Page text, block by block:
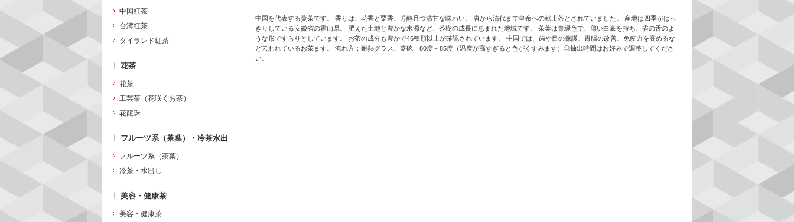
中国を代表する黄茶です。 香りは、花香と栗香、芳醇且つ清甘な味わい。 唐から清代まで皇帝への献上茶とされていました。 産地は四季がはっ
きりしている安徽省の霍山県。 肥えた土地と豊かな水源など、茶樹の成長に恵まれた地域です。 茶葉は青緑色で、薄い白豪を持ち、雀の舌のよ
うな形ですらりとしています。 お茶の成分も豊かで46種類以上が確認されています。 中国では、歯や目の保護、胃腸の改善、免疫力を高めるな
ど云われているお茶ます。 淹れ方：耐熱グラス、蓋碗 80度～85度（温度が高すぎると色がくすみます）◎抽出時間はお好みで調整してくださ
い。
中国紅茶
台湾紅茶
タイランド紅茶
花茶
花茶
工芸茶（花咲くお茶）
花龍珠
フルーツ系（茶葉）・冷茶水出
フルーツ系（茶葉）
冷茶・水出し
美容・健康茶
美容・健康茶